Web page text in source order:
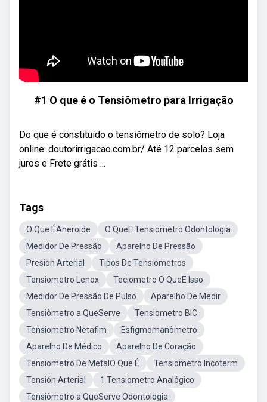
#1 O que é o Tensiômetro para Irrigação
Do que é constituído o tensiômetro de solo? Loja
online: doutorirrigacao.com.br/ Até 12 parcelas sem
juros e Frete grátis ...
Tags
O Que ÉAneroide
O QueE Tensiometro Odontologia
Medidor De Pressão
Aparelho De Pressão
Presion Arterial
Tipos De Tensiometros
Tensiometro Lenox
Teciometro O QueE Isso
Medidor De Pressão De Pulso
Aparelho De Medir
Tensiômetro a QueServe
Tensiometro BIC
Tensiometro Netafim
Esfigmomanômetro
Aparelho De Médico
Aparelho De Coração
Tensiometro De MetalO Que É
Tensiometro Incoterm
Tensión Arterial
1 Tensiometro Analógico
Tensiômetro a QueServe Odontologia